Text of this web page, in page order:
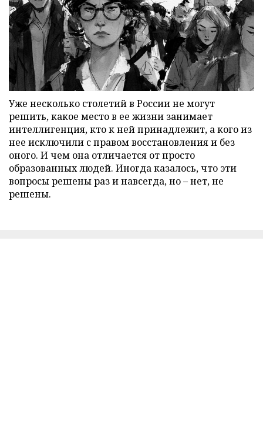
Уже несколько столетий в России не могут
решить, какое место в ее жизни занимает
интеллигенция, кто к ней принадлежит, а кого из
нее исключили с правом восстановления и без
оного. И чем она отличается от просто
образованных людей. Иногда казалось, что эти
вопросы решены раз и навсегда, но – нет, не
решены.